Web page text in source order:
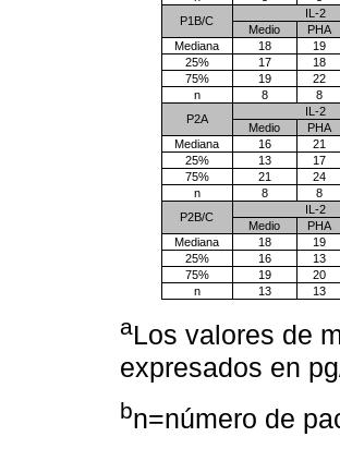
P1B/C
IL-2
Medio
PHA
Mediana
18 19
25%
17 18
75%
19 22
n
8 8
P2A
IL-2
Medio
PHA
Mediana
16 21
25%
13 17
75%
21 24
n
8 8
P2B/C
IL-2
Medio
PHA
Mediana
18 19
25%
16 13
75%
19 20
n
13 13
aLos valores de
expresados en
bn=número de